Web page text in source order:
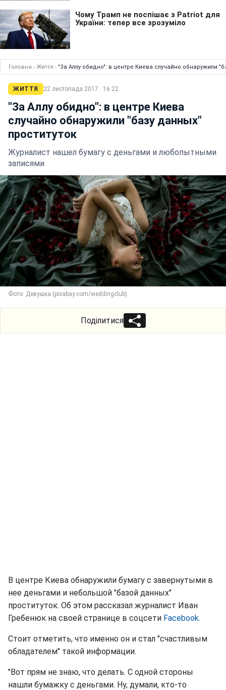
Головна › Життя › "За Аллу обидно": в центре Киева случайно обнаружили
ЖИТТЯ 22 листопада 2017 · 16:22
"За Аллу обидно": в центре Киева
случайно обнаружили "базу данных"
проституток
Журналист нашел бумагу с деньгами и любопытными
записями
Фото: Девушка (pixabay.com/weddingclub)
Поділитися
В центре Киева обнаружили бумагу с завернутыми в
нее деньгами и небольшой "базой данных"
проституток. Об этом рассказал журналист Иван
Гребенюк на своей странице в соцсети Facebook.
Стоит отметить, что именно он и стал "счастливым
обладателем" такой информации.
"Вот прям не знаю, что делать. С одной стороны
нашли бумажку с деньгами. Ну, думали, кто-то